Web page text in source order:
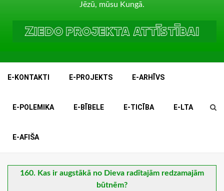
Jēzū, mūsu Kungā.
E-KONTAKTI E-PROJEKTS E-ARHĪVS
E-POLEMIKA E-BĪBELE E-TICĪBA E-LTA
E-AFIŠA
160. Kas ir augstākā no Dieva radītajām redzamajām
būtnēm?